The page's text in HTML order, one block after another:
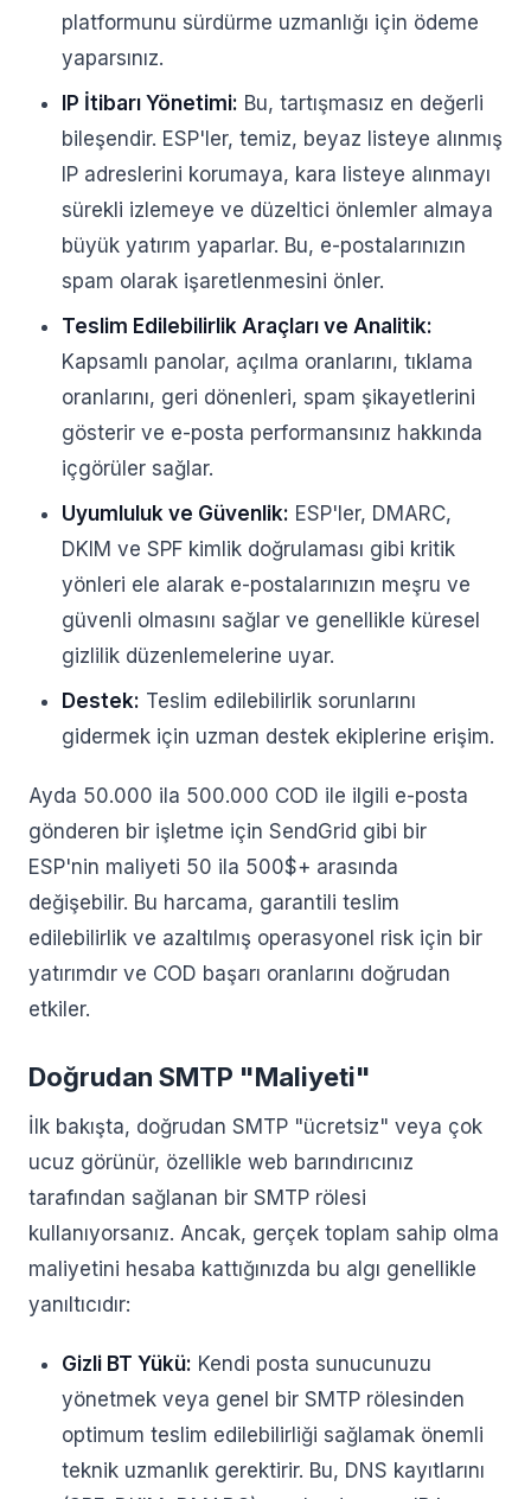
platformunu sürdürme uzmanlığı için ödeme
yaparsınız.
IP İtibarı Yönetimi: Bu, tartışmasız en değerli
bileşendir. ESP'ler, temiz, beyaz listeye alınmış
IP adreslerini korumaya, kara listeye alınmayı
sürekli izlemeye ve düzeltici önlemler almaya
büyük yatırım yaparlar. Bu, e-postalarınızın
spam olarak işaretlenmesini önler.
Teslim Edilebilirlik Araçları ve Analitik:
Kapsamlı panolar, açılma oranlarını, tıklama
oranlarını, geri dönenleri, spam şikayetlerini
gösterir ve e-posta performansınız hakkında
içgörüler sağlar.
Uyumluluk ve Güvenlik: ESP'ler, DMARC,
DKIM ve SPF kimlik doğrulaması gibi kritik
yönleri ele alarak e-postalarınızın meşru ve
güvenli olmasını sağlar ve genellikle küresel
gizlilik düzenlemelerine uyar.
Destek: Teslim edilebilirlik sorunlarını
gidermek için uzman destek ekiplerine erişim.
Ayda 50.000 ila 500.000 COD ile ilgili e-posta
gönderen bir işletme için SendGrid gibi bir
ESP'nin maliyeti 50 ila 500$+ arasında
değişebilir. Bu harcama, garantili teslim
edilebilirlik ve azaltılmış operasyonel risk için bir
yatırımdır ve COD başarı oranlarını doğrudan
etkiler.
Doğrudan SMTP "Maliyeti"
İlk bakışta, doğrudan SMTP "ücretsiz" veya çok
ucuz görünür, özellikle web barındırıcınız
tarafından sağlanan bir SMTP rölesi
kullanıyorsanız. Ancak, gerçek toplam sahip olma
maliyetini hesaba kattığınızda bu algı genellikle
yanıltıcıdır:
Gizli BT Yükü: Kendi posta sunucunuzu
yönetmek veya genel bir SMTP rölesinden
optimum teslim edilebilirliği sağlamak önemli
teknik uzmanlık gerektirir. Bu, DNS kayıtlarını